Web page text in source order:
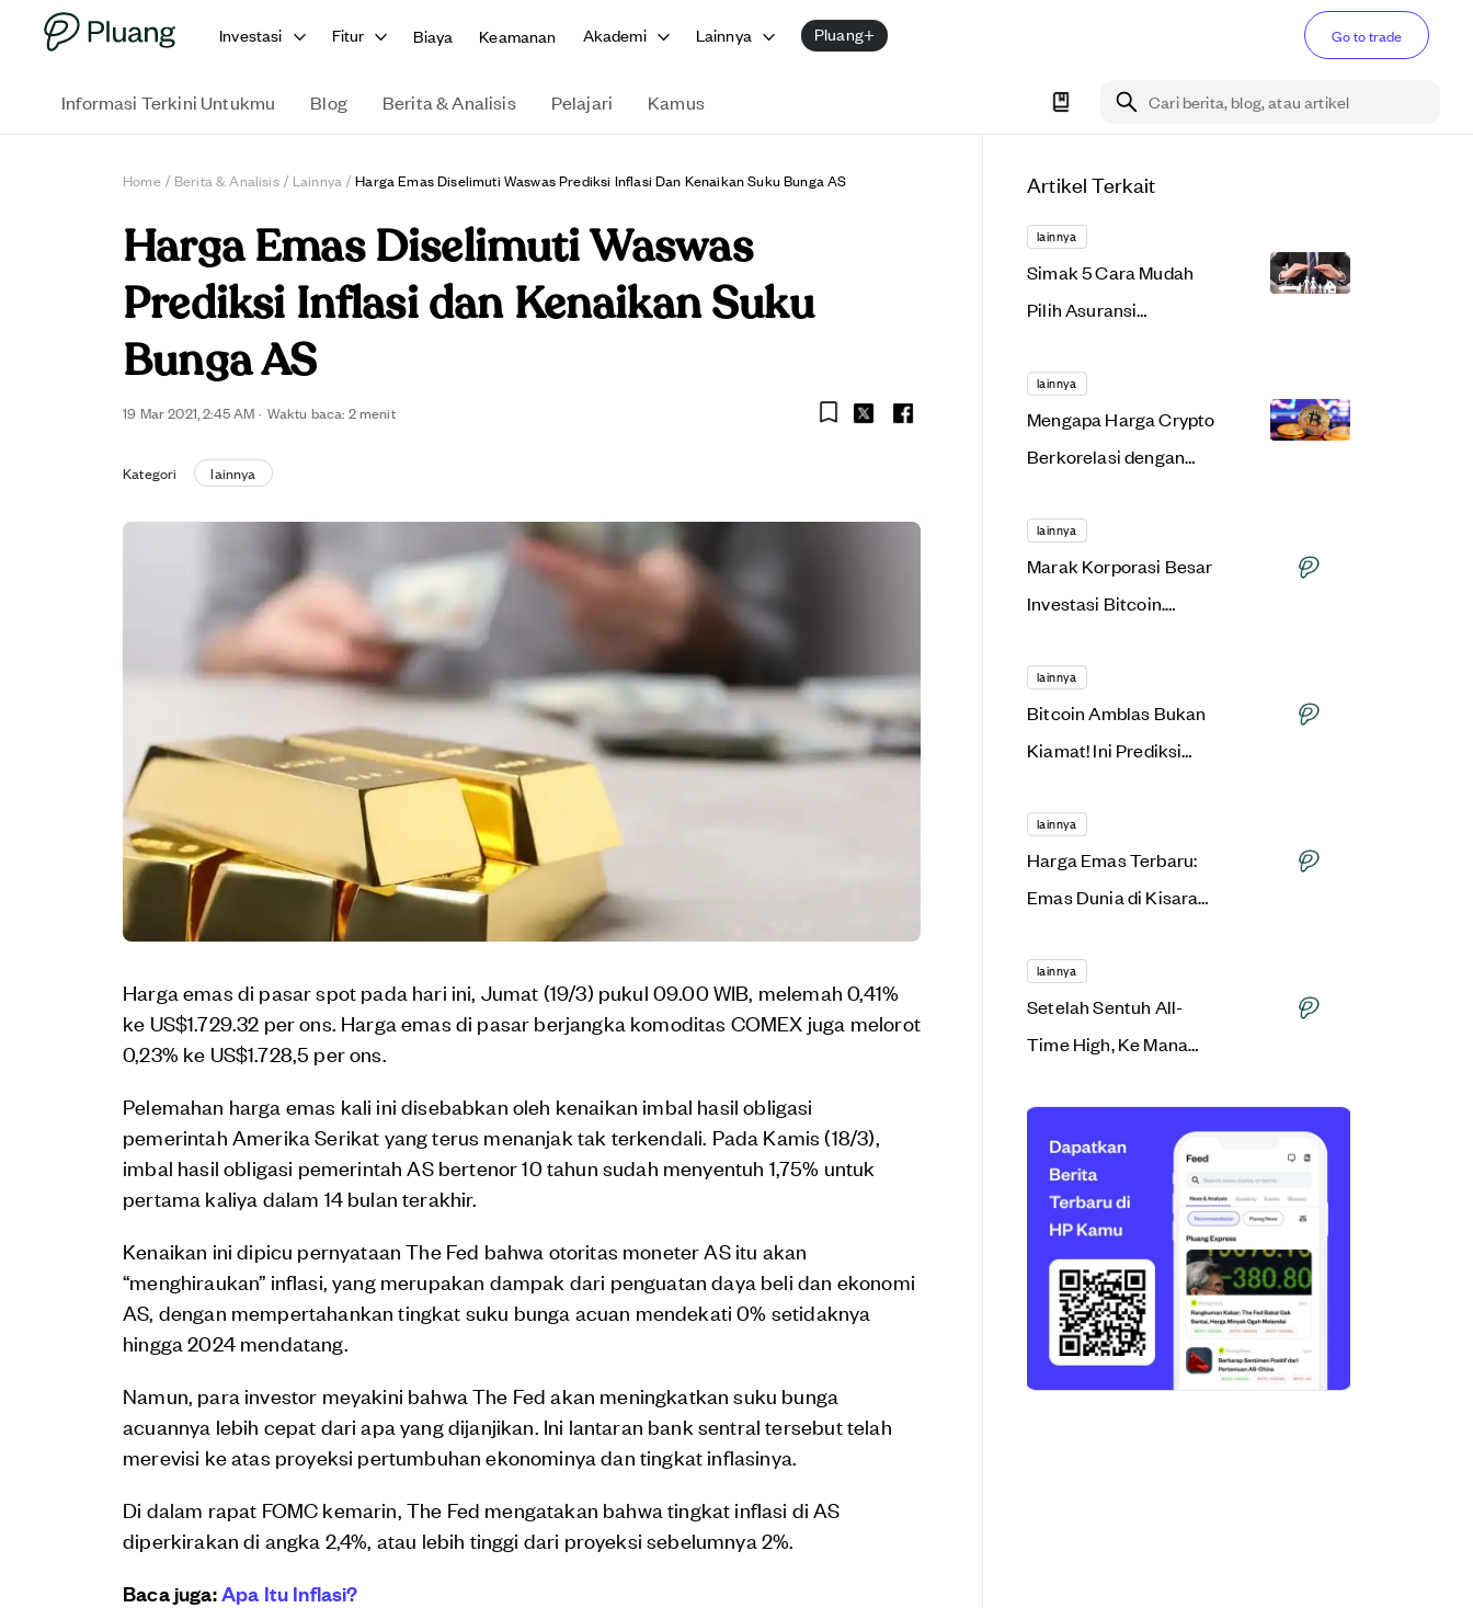
Investasi Fitur Biaya Keamanan Akademi Lainnya Pluang+ Go to trade
Informasi Terkini Untukmu Blog Berita & Analisis Pelajari Kamus Cari berita, blog, atau artikel
Home / Berita & Analisis / Lainnya / Harga Emas Diselimuti Waswas Prediksi Inflasi Dan Kenaikan Suku Bunga AS
Harga Emas Diselimuti Waswas
Prediksi Inflasi dan Kenaikan Suku
Bunga AS
19 Mar 2021, 2:45 AM · Waktu baca: 2 menit
Kategori lainnya
Harga emas di pasar spot pada hari ini, Jumat (19/3) pukul 09.00 WIB, melemah 0,41%
ke US$1.729.32 per ons. Harga emas di pasar berjangka komoditas COMEX juga melorot
0,23% ke US$1.728,5 per ons.
Pelemahan harga emas kali ini disebabkan oleh kenaikan imbal hasil obligasi
pemerintah Amerika Serikat yang terus menanjak tak terkendali. Pada Kamis (18/3),
imbal hasil obligasi pemerintah AS bertenor 10 tahun sudah menyentuh 1,75% untuk
pertama kaliya dalam 14 bulan terakhir.
Kenaikan ini dipicu pernyataan The Fed bahwa otoritas moneter AS itu akan
“menghiraukan” inflasi, yang merupakan dampak dari penguatan daya beli dan ekonomi
AS, dengan mempertahankan tingkat suku bunga acuan mendekati 0% setidaknya
hingga 2024 mendatang.
Namun, para investor meyakini bahwa The Fed akan meningkatkan suku bunga
acuannya lebih cepat dari apa yang dijanjikan. Ini lantaran bank sentral tersebut telah
merevisi ke atas proyeksi pertumbuhan ekonominya dan tingkat inflasinya.
Di dalam rapat FOMC kemarin, The Fed mengatakan bahwa tingkat inflasi di AS
diperkirakan di angka 2,4%, atau lebih tinggi dari proyeksi sebelumnya 2%.
Baca juga:Apa Itu Inflasi?
Artikel Terkait
lainnya
Simak 5 Cara Mudah
Pilih Asuransi
lainnya
Mengapa Harga Crypto
Berkorelasi dengan
lainnya
Marak Korporasi Besar
Investasi Bitcoin.
Ethereum?
lainnya
Bitcoin Amblas Bukan
Kiamat! Ini Prediksi
Selanjutnya!
lainnya
Harga Emas Terbaru:
Emas Dunia di Kisaran
lainnya
Setelah Sentuh All-
Time High, Ke Mana
Berikutnya?